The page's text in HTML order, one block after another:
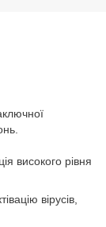
високого рівня
вірусів,